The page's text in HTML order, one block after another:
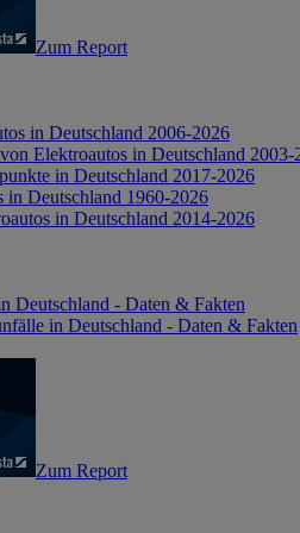
Zum Report
in Deutschland 2006-2026
Elektroautos in Deutschland 2003-
in Deutschland 2017-2026
in Deutschland 1960-2026
in Deutschland 2014-2026
Deutschland - Daten & Fakten
in Deutschland - Daten & Fakten
Zum Report